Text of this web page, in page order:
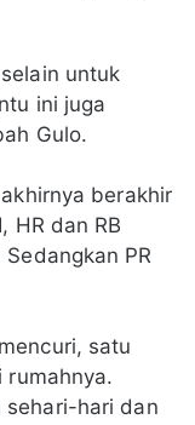
untuk
ini juga
Gulo.
berakhir
HR dan RB
PR
satu
rumahnya.
sehari-hari dan